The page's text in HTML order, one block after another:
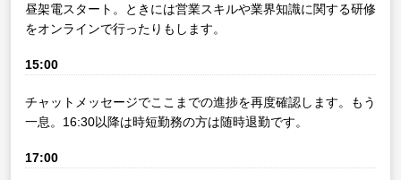
昼架電スタート。ときには営業スキルや業界知識に関する研修
をオンラインで行ったりもします。
15:00
チャットメッセージでここまでの進捗を再度確認します。もう
一息。16:30以降は時短勤務の方は随時退勤です。
17:00